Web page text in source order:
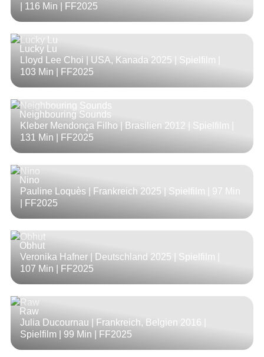
116 Min | FF2025
Lucky Lu
Lloyd Lee Choi | USA, Kanada 2025 | Spielfilm |
103 Min | FF2025
Neighbouring Sounds
Kleber Mendonça Filho | Brasilien 2012 | Spielfilm |
131 Min | FF2025
Nino
Pauline Loquès | Frankreich 2025 | Spielfilm | 97 Min
| FF2025
Obhut
Veronika Hafner | Deutschland 2025 | Spielfilm |
107 Min | FF2025
Raw
Julia Ducournau | Frankreich, Belgien 2016 |
Spielfilm | 99 Min | FF2025